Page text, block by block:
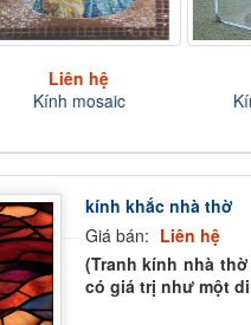
Liên hệ
Kính mosaic
kính khắc nhà thờ
Giá bán: Liên hệ
(Tranh kính nhà
có giá trị như một